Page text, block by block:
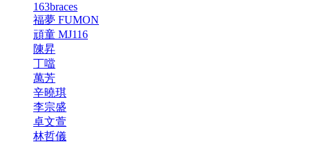
163braces
福夢 FUMON
頑童 MJ116
陳昇
丁噹
萬芳
辛曉琪
李宗盛
卓文萱
林哲儀